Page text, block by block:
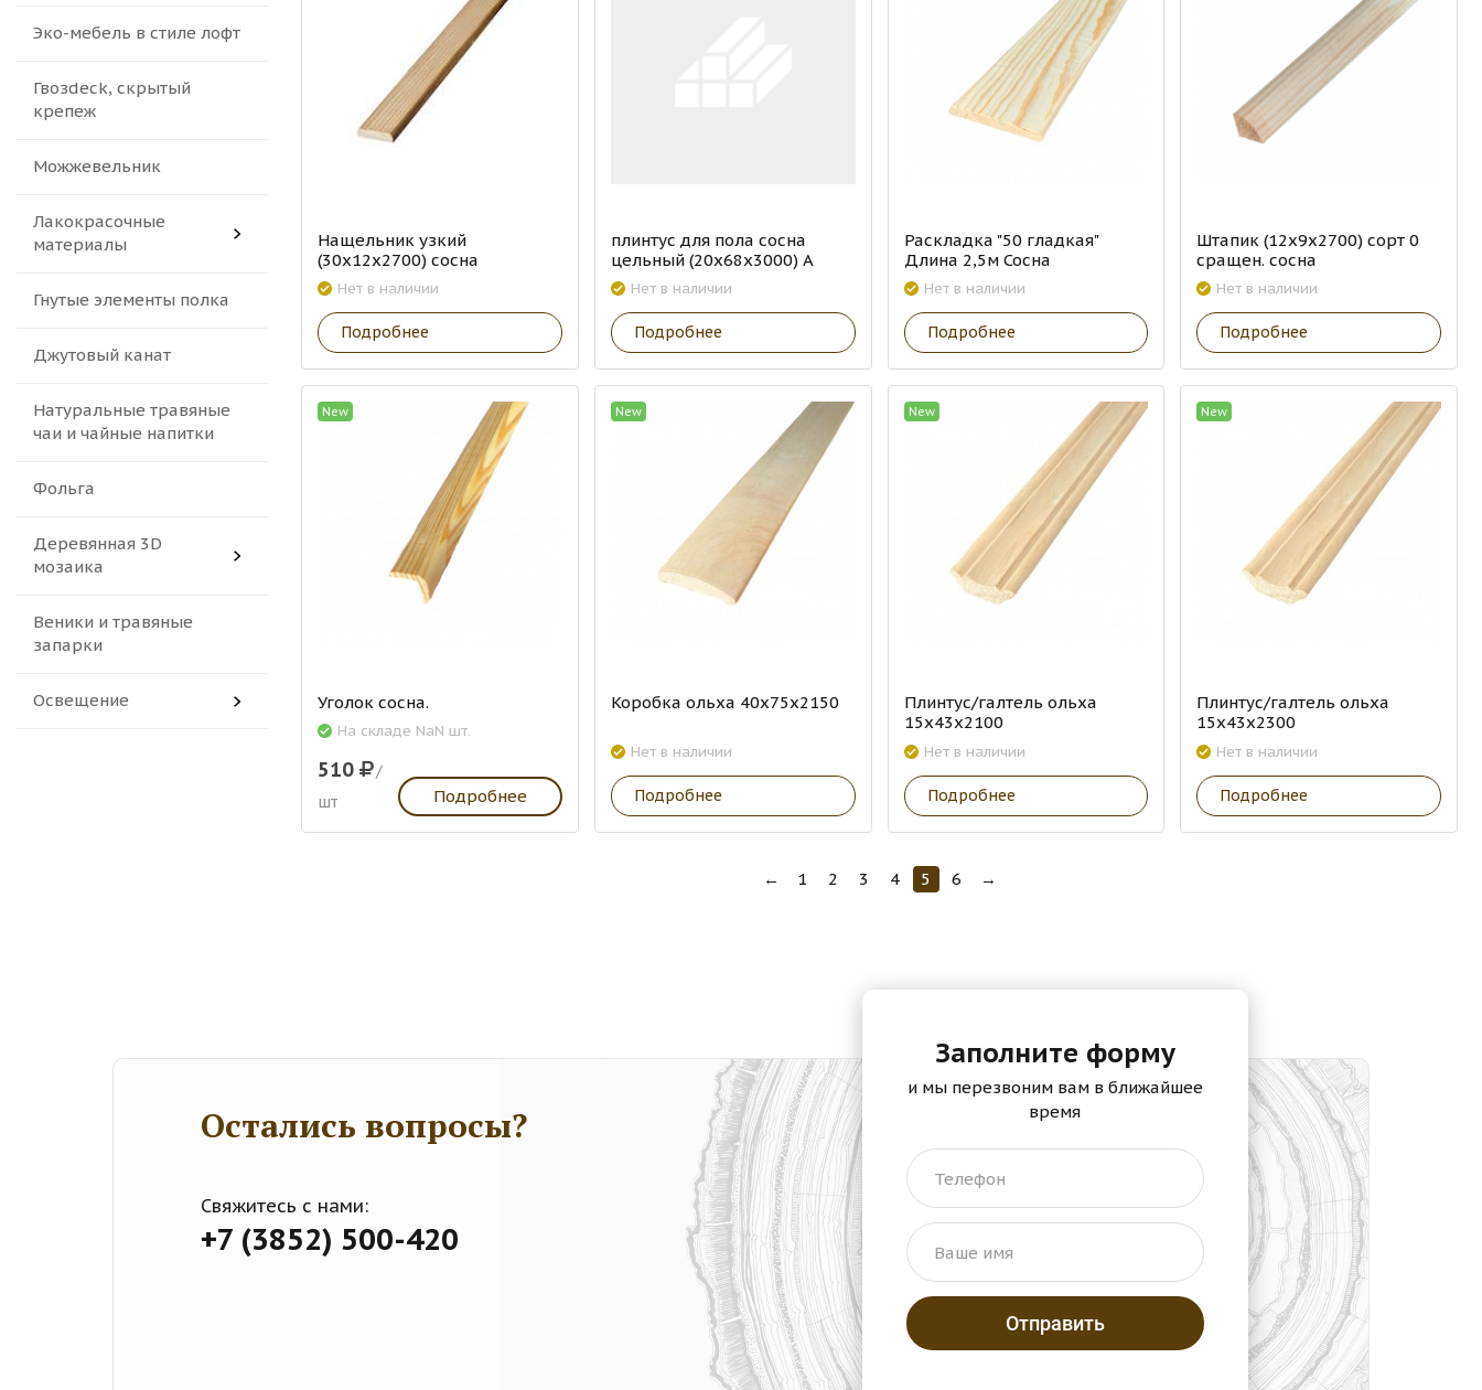
Эко-мебель в стиле лофт
Гвозdeck, скрытый
крепеж
Можжевельник
Лакокрасочные
материалы
Гнутые элементы полка
Джутовый канат
Натуральные травяные
чаи и чайные напитки
Фольга
Деревянная 3D
мозаика
Веники и травяные
запарки
Освещение
Нащельник узкий
(30х12х2700) сосна
Нет в наличии
Подробнее
плинтус для пола сосна
цельный (20х68х3000) А
Нет в наличии
Подробнее
Раскладка "50 гладкая"
Длина 2,5м Сосна
Нет в наличии
Подробнее
Штапик (12х9х2700) сорт 0
сращен. сосна
Нет в наличии
Подробнее
New
Уголок сосна.
На складе NaN шт.
510
/
шт
Подробнее
New
Коробка ольха 40х75х2150
Нет в наличии
Подробнее
New
Плинтус/галтель ольха
15х43х2100
Нет в наличии
Подробнее
New
Плинтус/галтель ольха
15х43х2300
Нет в наличии
Подробнее
← 1 2 3 4 5 6 →
Остались вопросы?
Свяжитесь с нами:
+7 (3852) 500-420
Заполните форму
и мы перезвоним вам в ближайшее
время
Телефон
Ваше имя